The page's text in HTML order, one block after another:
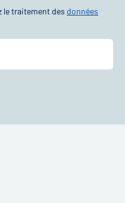
le traitement des données